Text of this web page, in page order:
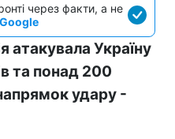
через факти, а не
атакувала Україну
та понад 200
удару -